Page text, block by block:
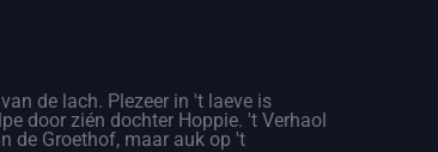
de lach. Plezeer in 't laeve is
door zién dochter Hoppie. 't Verhaol
de Groethof, maar auk op 't